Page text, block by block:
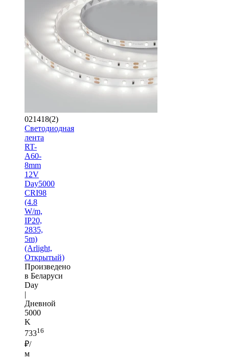
021418(2)
Светодиодная
лента
RT-
A60-
8mm
12V
Day5000
CRI98
(4.8
W/m,
IP20,
2835,
5m)
(Arlight,
Открытый)
Произведено
в Беларуси
Day
|
Дневной
5000
K
73316
₽/
м